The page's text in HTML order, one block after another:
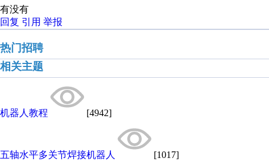
有没有
回复 引用 举报
热门招聘
相关主题
机器人教程 [4942]
五轴水平多关节焊接机器人 [1017]